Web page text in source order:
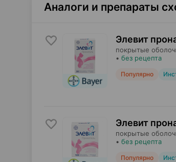
Аналоги и препараты
Элевит
покрытые
• без рецепта
Популярно
Элевит
покрытые
• без рецепта
Популярно